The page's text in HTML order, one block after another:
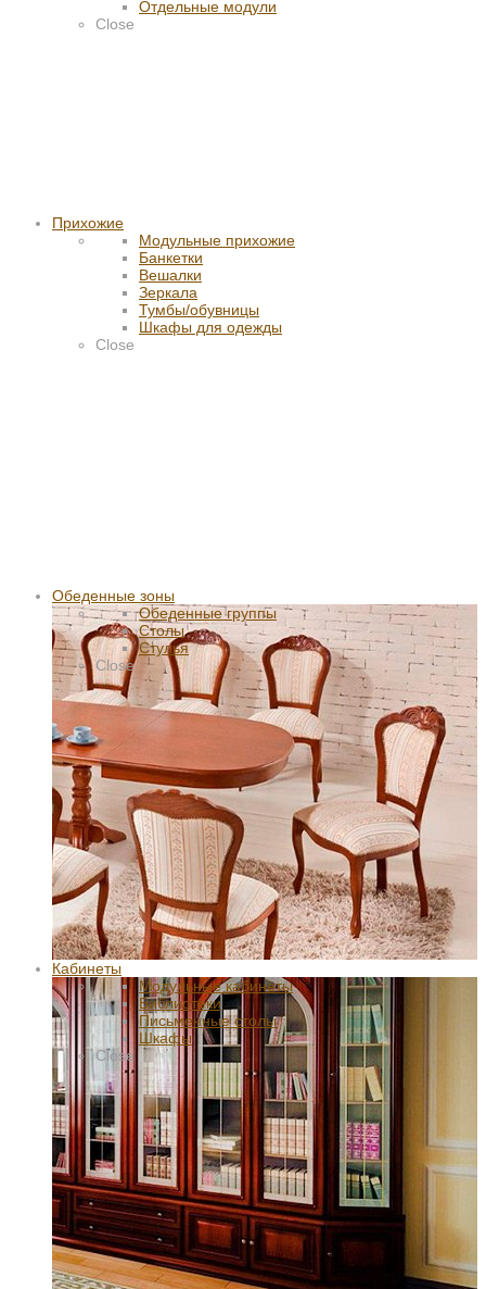
Отдельные модули
Close
Прихожие
Модульные прихожие
Банкетки
Вешалки
Зеркала
Тумбы/обувницы
Шкафы для одежды
Close
Обеденные зоны
Обеденные группы
Столы
Стулья
Close
Кабинеты
Модульные кабинеты
Библиотеки
Письменные столы
Шкафы
Close